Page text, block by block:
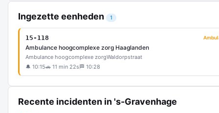
Ingezette eenheden 1
15-118
Ambulance hoogcomplexe zorg Haaglanden
Ambulance hoogcomplexe zorgWaldorpstraat
🔔 10:15🚗 11 min 22s 🏁 10:28
Recente incidenten in 's-Gravenhage